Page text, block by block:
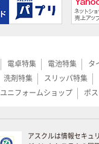
電卓特集 電池特集
タ
洗剤特集
スリッパ特集
ユニフォームショップ ポ
アスクルは情報セキュ